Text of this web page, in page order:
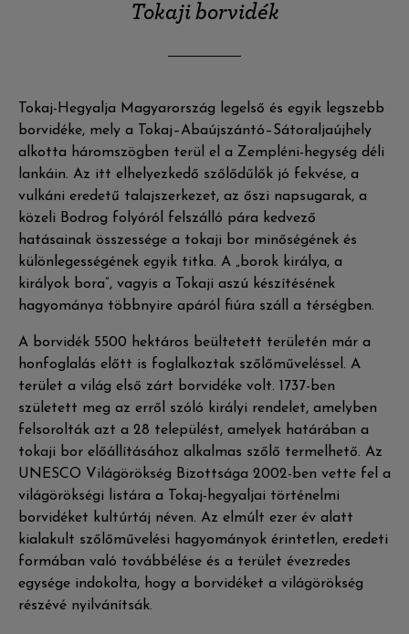
Tokaji borvidék
Tokaj-Hegyalja Magyarország legelső és egyik legszebb
borvidéke, mely a Tokaj–Abaújszántó–Sátoraljaújhely
alkotta háromszögben terül el a Zempléni-hegység déli
lankáin. Az itt elhelyezkedő szőlődűlők jó fekvése, a
vulkáni eredetű talajszerkezet, az őszi napsugarak, a
közeli Bodrog folyóról felszálló pára kedvező
hatásainak összessége a tokaji bor minőségének és
különlegességének egyik titka. A „borok királya, a
királyok bora”, vagyis a Tokaji aszú készítésének
hagyománya többnyire apáról fiúra száll a térségben.
A borvidék 5500 hektáros beültetett területén már a
honfoglalás előtt is foglalkoztak szőlőműveléssel. A
terület a világ első zárt borvidéke volt. 1737-ben
született meg az erről szóló királyi rendelet, amelyben
felsorolták azt a 28 települést, amelyek határában a
tokaji bor előállításához alkalmas szőlő termelhető. Az
UNESCO Világörökség Bizottsága 2002-ben vette fel a
világörökségi listára a Tokaj-hegyaljai történelmi
borvidéket kultúrtáj néven. Az elmúlt ezer év alatt
kialakult szőlőművelési hagyományok érintetlen, eredeti
formában való továbbélése és a terület évezredes
egysége indokolta, hogy a borvidéket a világörökség
részévé nyilvánítsák.